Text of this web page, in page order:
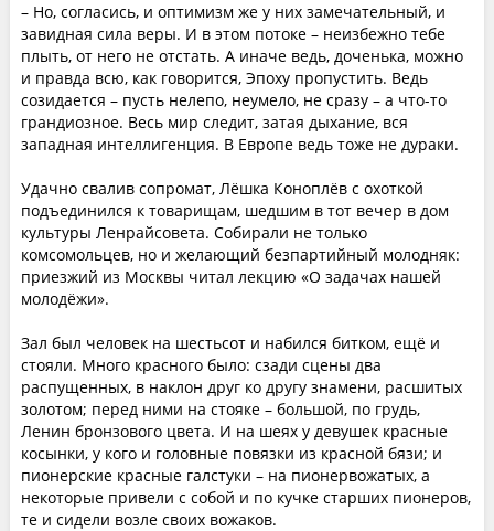
– Но, согласись, и оптимизм же у них замечательный, и
завидная сила веры. И в этом потоке – неизбежно тебе
плыть, от него не отстать. А иначе ведь, доченька, можно
и правда всю, как говорится, Эпоху пропустить. Ведь
созидается – пусть нелепо, неумело, не сразу – а что-то
грандиозное. Весь мир следит, затая дыхание, вся
западная интеллигенция. В Европе ведь тоже не дураки.
Удачно свалив сопромат, Лёшка Коноплёв с охоткой
подъединился к товарищам, шедшим в тот вечер в дом
культуры Ленрайсовета. Собирали не только
комсомольцев, но и желающий безпартийный молодняк:
приезжий из Москвы читал лекцию «О задачах нашей
молодёжи».
Зал был человек на шестьсот и набился битком, ещё и
стояли. Много красного было: сзади сцены два
распущенных, в наклон друг ко другу знамени, расшитых
золотом; перед ними на стояке – большой, по грудь,
Ленин бронзового цвета. И на шеях у девушек красные
косынки, у кого и головные повязки из красной бязи; и
пионерские красные галстуки – на пионервожатых, а
некоторые привели с собой и по кучке старших пионеров,
те и сидели возле своих вожаков.